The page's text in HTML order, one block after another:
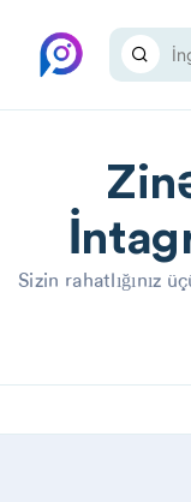
Sizin rahatlığınız